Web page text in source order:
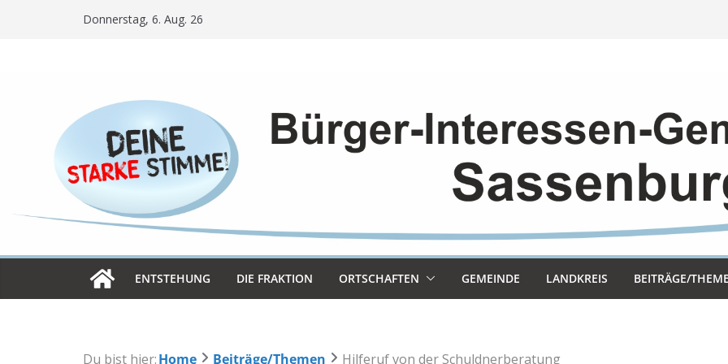
Donnerstag, 6. Aug. 26
ENT­STE­HUNG DIE FRAK­TION ORT­SCHAF­TEN GEMEINDE LAND­KREIS BEITRÄGE/
Du bist hier:Home Beiträge/Themen Hilferuf von der Schuldnerberatung